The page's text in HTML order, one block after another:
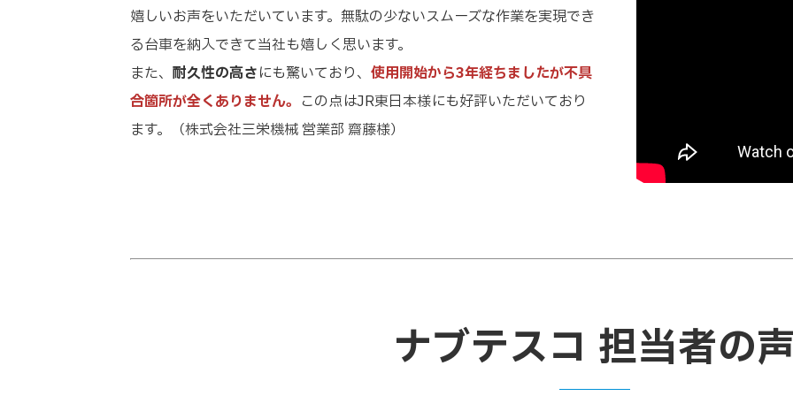
嬉しいお声をいただいています。無駄の少ないスムーズな作業を実現でき
る台車を納入できて当社も嬉しく思います。
また、 耐久性の高さにも驚いており、 使用開始から3年経ちましたが不具
合箇所が全くありません。 この点はJR東日本様にも好評いただいており
ます。（株式会社三栄機械 営業部 齋藤様）
ナブテスコ 担当者の